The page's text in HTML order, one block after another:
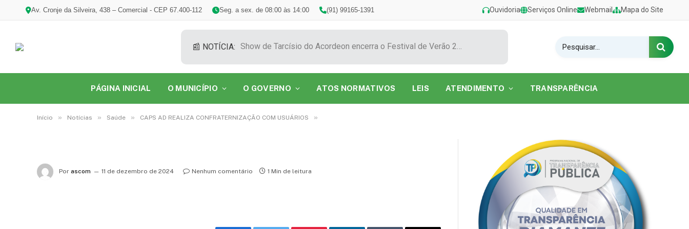
Av. Cronje da Silveira, 438 – Comercial - CEP 67.400-112 Seg. a sex. de 08:00 às 14:00 (91) 99165-1391 Ouvidoria Serviços Online Webmail Mapa do Site
📰 NOTÍCIA: Show de Tarcísio do Acordeon encerra o Festival de Verão 2026 na Praia do Caripi
PÁGINA INICIAL O MUNICÍPIO O GOVERNO ATOS NORMATIVOS LEIS ATENDIMENTO TRANSPARÊNCIA
Início » Notícias » Saúde » CAPS AD REALIZA CONFRATERNIZAÇÃO COM USUÁRIOS »
Por ascom 11 de dezembro de 2024 Nenhum comentário 1 Min de leitura